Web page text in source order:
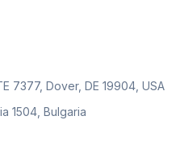
7377, Dover, DE 19904, USA
1504, Bulgaria